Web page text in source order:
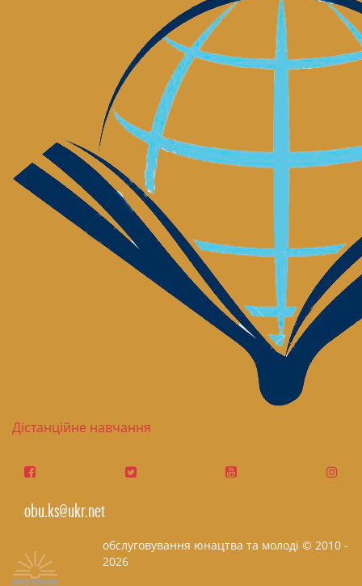
Дістанційне навчання
obu.ks@ukr.net
обслуговування юнацтва та молоді © 2010 -
2026